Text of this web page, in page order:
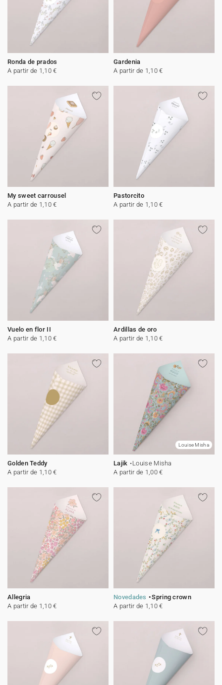
Ronda de prados
A partir de 1,10 €
Gardenia
A partir de 1,10 €
My sweet carrousel
A partir de 1,10 €
Pastorcito
A partir de 1,10 €
Vuelo en flor II
A partir de 1,10 €
Ardillas de oro
A partir de 1,10 €
Golden Teddy
A partir de 1,10 €
Louise Misha
Lajik
Louise Misha
A partir de 1,00 €
Allegria
A partir de 1,10 €
Novedades
Spring crown
A partir de 1,10 €